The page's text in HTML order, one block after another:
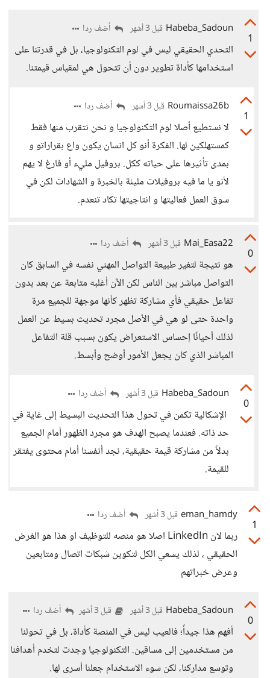
1
Habeba_Sadoun قبل 3 أشهر أضف ردا
التحدي الحقيقي ليس في لوم التكنولوجيا، بل في قدرتنا على
استخدامها كأداة تطوير دون أن تتحول هي لمقياس قيمتنا.
1
Roumaissa26b قبل 3 أشهر أضف ردا
لا نستطيع أصلا لوم التكنولوجيا و نحن نتقرب منها فقط
كمستهلكين لها. الفكرة أنو كل انسان يكون واع بقراراتو و
بمدى تأثيرها على حياته ككل. بروفيل مليء أو فارغ لا يهم
لأنو يا ما فيه بروفيلات مليئة بالخبرة و الشهادات لكن في
سوق العمل فعاليتها و انتاجيتها تكاد تنعدم.
0
Mai_Easa22 قبل 3 أشهر أضف ردا
هو نتيجة لتغير طبيعة التواصل المهني نفسه في السابق كان
التواصل مباشر بين الناس لكن الآن أغلبه متابعة عن بعد بدون
تفاعل حقيقي فأي مشاركة تظهر كأنها موجهة للجميع مرة
واحدة حتى لو هي في الأصل مجرد تحديث بسيط عن العمل
لذلك أحيانًا إحساس الاستعراض يكون بسبب قلة التفاعل
المباشر الذي كان يجعل الأمور أوضح وأبسط.
0
Habeba_Sadoun قبل 3 أشهر أضف ردا
الإشكالية تكمن في تحول هذا التحديث البسيط إلى غاية في
حد ذاته. فعندما يصبح الهدف هو مجرد الظهور أمام الجميع
بدلاً من مشاركة قيمة حقيقية، نجد أنفسنا أمام محتوى يفتقر
للقيمة.
1
eman_hamdy قبل 3 أشهر أضف ردا
ربما لان LinkedIn اصلا هو منصه للتوظيف او هذا هو الغرض
الحقيقي ، لذلك يسعي الكل لتكوين شبكات اتصال ومتابعين
وعرض خبراتهم
0
Habeba_Sadoun قبل 3 أشهر قبل 3 أشهر أضف ردا
أفهم هذا جيداً؛ فالعيب ليس في المنصة كأداة، بل في تحولنا
من مستخدمين إلى مساقين. التكنولوجيا وجدت لتخدم أهدافنا
وتوسع مداركنا، لكن سوء الاستخدام جعلنا أسرى لها.